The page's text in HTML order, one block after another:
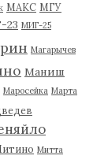
МАКС МГУ
МИГ-25
Магарычев
Маниш
Маросейка Марта
Митта